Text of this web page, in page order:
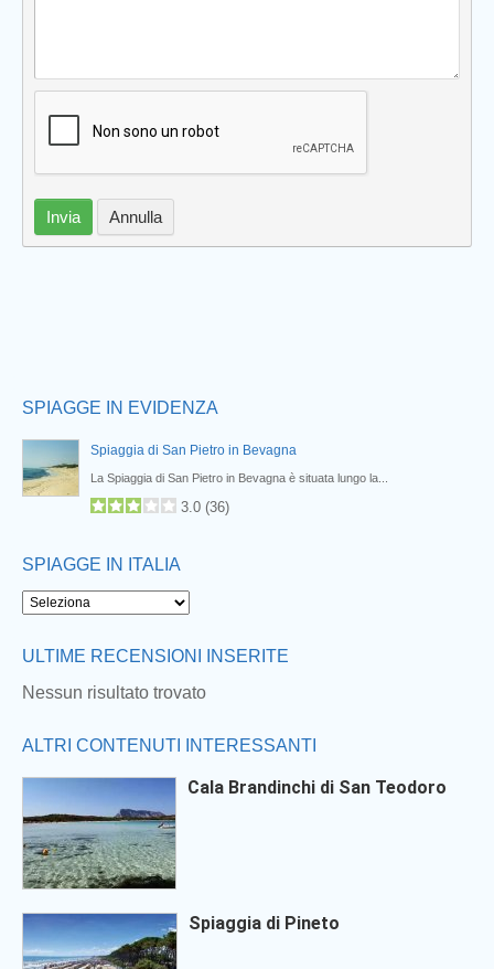
Invia Annulla
SPIAGGE IN EVIDENZA
Spiaggia di San Pietro in Bevagna
La Spiaggia di San Pietro in Bevagna è situata lungo la...
3.0 (36)
La Spiaggia Salina dei Monaci è situata lungo la costa di...
5.0
3.5(1)
Spiaggia Vecchia Salina di Torre Colimena
SPIAGGE IN ITALIA
ULTIME RECENSIONI INSERITE
Nessun risultato trovato
ALTRI CONTENUTI INTERESSANTI
Cala Brandinchi di San Teodoro
Spiaggia di Pineto